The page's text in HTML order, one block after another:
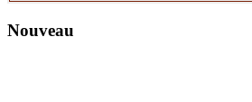
Nouveau